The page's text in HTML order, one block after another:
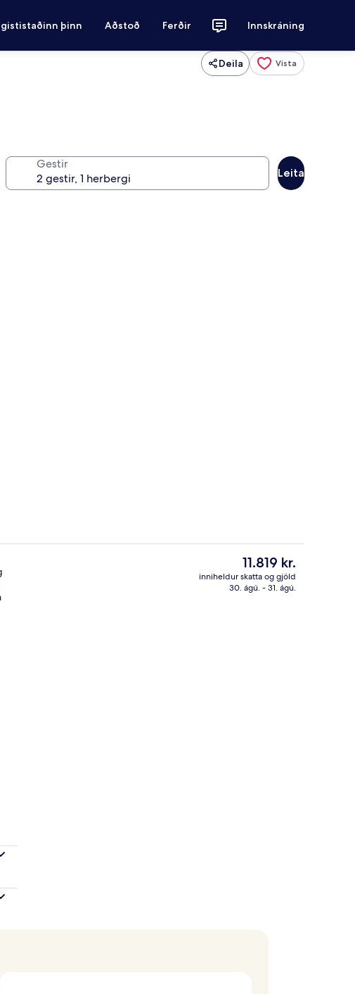
gististaðinn þinn Aðstoð Ferðir Innskráning
Deila Vista
Gestir
Leita
Útsýni úr herberginu
Núverandi
verð
er
11.819 kr.
inniheldur skatta og gjöld
30. ágú. - 31. ágú.